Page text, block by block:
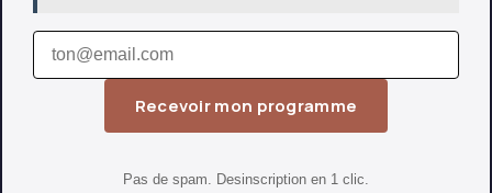
Recevoir mon programme
Pas de spam. Desinscription en 1 clic.